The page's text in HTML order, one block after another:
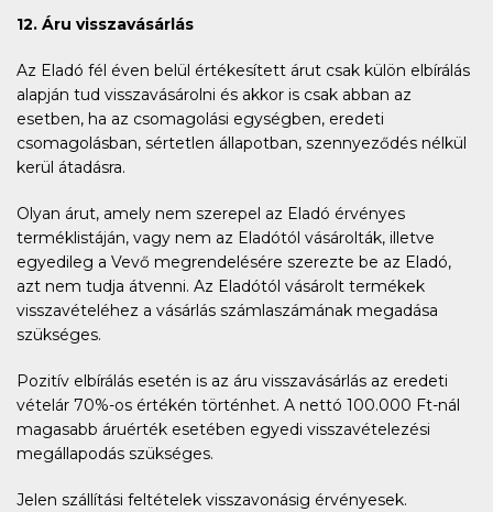
12. Áru visszavásárlás
Az Eladó fél éven belül értékesített árut csak külön elbírálás
alapján tud visszavásárolni és akkor is csak abban az
esetben, ha az csomagolási egységben, eredeti
csomagolásban, sértetlen állapotban, szennyeződés nélkül
kerül átadásra.
Olyan árut, amely nem szerepel az Eladó érvényes
terméklistáján, vagy nem az Eladótól vásárolták, illetve
egyedileg a Vevő megrendelésére szerezte be az Eladó,
azt nem tudja átvenni. Az Eladótól vásárolt termékek
visszavételéhez a vásárlás számlaszámának megadása
szükséges.
Pozitív elbírálás esetén is az áru visszavásárlás az eredeti
vételár 70%-os értékén történhet. A nettó 100.000 Ft-nál
magasabb áruérték esetében egyedi visszavételezési
megállapodás szükséges.
Jelen szállítási feltételek visszavonásig érvényesek.